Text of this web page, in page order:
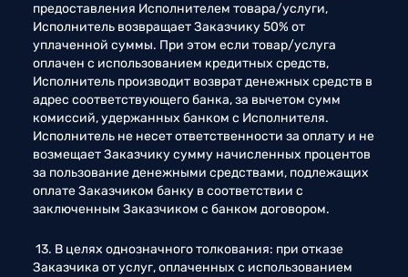
предоставления Исполнителем товара/услуги,
Исполнитель возвращает Заказчику 50% от
уплаченной суммы. При этом если товар/услуга
оплачен с использованием кредитных средств,
Исполнитель производит возврат денежных средств в
адрес соответствующего банка, за вычетом сумм
комиссий, удержанных банком с Исполнителя.
Исполнитель не несет ответственности за оплату и не
возмещает Заказчику сумму начисленных процентов
за пользование денежными средствами, подлежащих
оплате Заказчиком банку в соответствии с
заключенным Заказчиком с банком договором.
Заказчика от услуг, оплаченных с использованием